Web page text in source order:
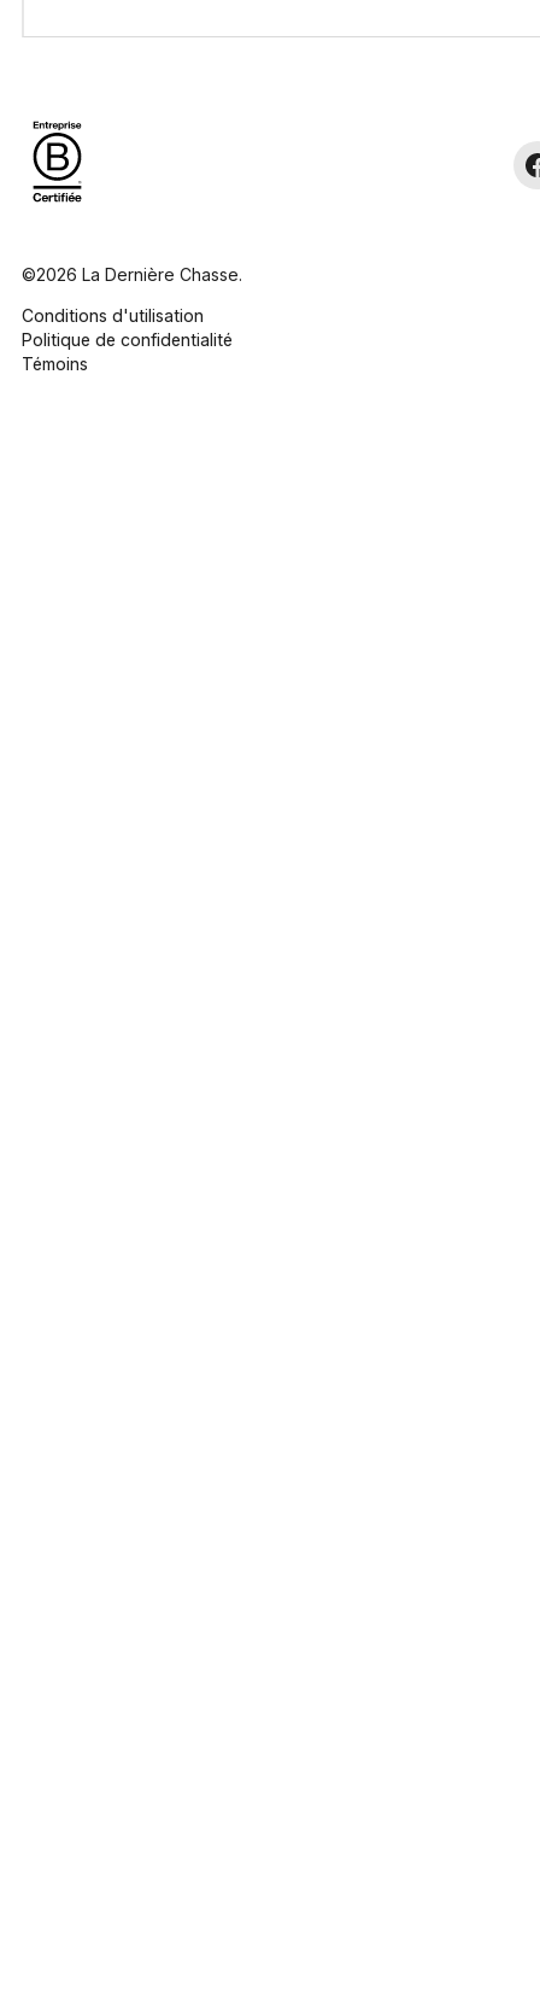
©2026 La Dernière Chasse.
Conditions d'utilisation
Politique de confidentialité
Témoins